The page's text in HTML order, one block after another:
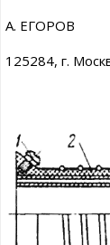
А. ЕГОРОВ
125284, г.